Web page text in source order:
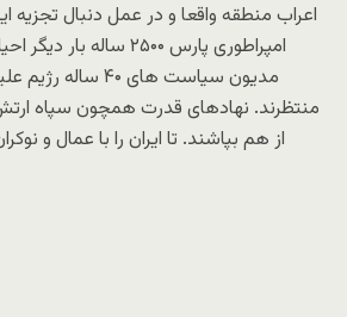
امپراطوری پارس ۲۵۰۰
مدیون سیاست های ۴۰
منتظرند. نهادهای قدرت همچون سپاه
از هم بپاشند. تا ایران را با عمال و